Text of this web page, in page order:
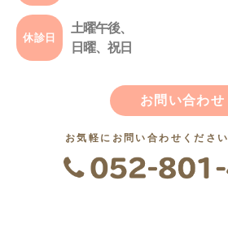
休診日
土曜午後、
日曜、祝日
お問い合わせ
お気軽にお問い合わせください